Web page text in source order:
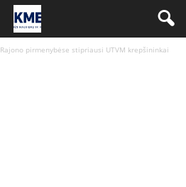
Rajono pirmenybėse stipriausi UTVM krepšininkai